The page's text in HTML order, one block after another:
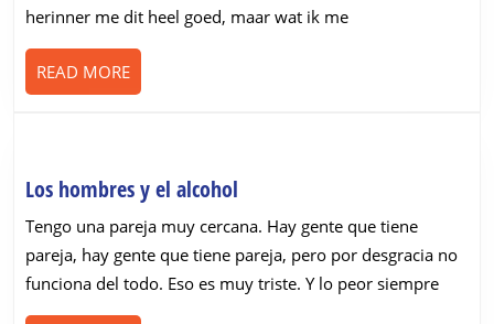
herinner me dit heel goed, maar wat ik me
READ MOREREAD
MORE
Los hombres y el alcohol
hombres
y
el
alcohol
Tengo una pareja muy cercana. Hay gente que tiene
pareja, hay gente que tiene pareja, pero por desgracia no
funciona del todo. Eso es muy triste. Y lo peor siempre